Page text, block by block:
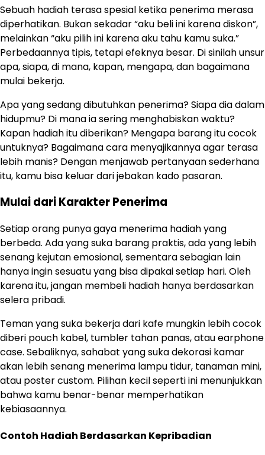
Sebuah hadiah terasa spesial ketika penerima merasa
diperhatikan. Bukan sekadar “aku beli ini karena diskon”,
melainkan “aku pilih ini karena aku tahu kamu suka.”
Perbedaannya tipis, tetapi efeknya besar. Di sinilah unsur
apa, siapa, di mana, kapan, mengapa, dan bagaimana
mulai bekerja.
Apa yang sedang dibutuhkan penerima? Siapa dia dalam
hidupmu? Di mana ia sering menghabiskan waktu?
Kapan hadiah itu diberikan? Mengapa barang itu cocok
untuknya? Bagaimana cara menyajikannya agar terasa
lebih manis? Dengan menjawab pertanyaan sederhana
itu, kamu bisa keluar dari jebakan kado pasaran.
Mulai dari Karakter Penerima
Setiap orang punya gaya menerima hadiah yang
berbeda. Ada yang suka barang praktis, ada yang lebih
senang kejutan emosional, sementara sebagian lain
hanya ingin sesuatu yang bisa dipakai setiap hari. Oleh
karena itu, jangan membeli hadiah hanya berdasarkan
selera pribadi.
Teman yang suka bekerja dari kafe mungkin lebih cocok
diberi pouch kabel, tumbler tahan panas, atau earphone
case. Sebaliknya, sahabat yang suka dekorasi kamar
akan lebih senang menerima lampu tidur, tanaman mini,
atau poster custom. Pilihan kecil seperti ini menunjukkan
bahwa kamu benar-benar memperhatikan
kebiasaannya.
Contoh Hadiah Berdasarkan Kepribadian